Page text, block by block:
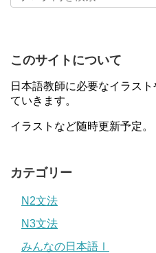
このサイトについて
日本語教師に必要なイラス
ていきます。
イラストなど随時更新予定。
カテゴリー
N2文法
N3文法
みんなの日本語Ⅰ